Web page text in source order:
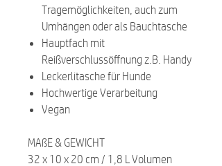
Tragemöglichkeiten, auch zum
Umhängen oder als Bauchtasche
Hauptfach mit
Reißverschlussöffnung z.B. Handy
Leckerlitasche für Hunde
Hochwertige Verarbeitung
Vegan
MAßE & GEWICHT
32 x 10 x 20 cm / 1,8 L Volumen